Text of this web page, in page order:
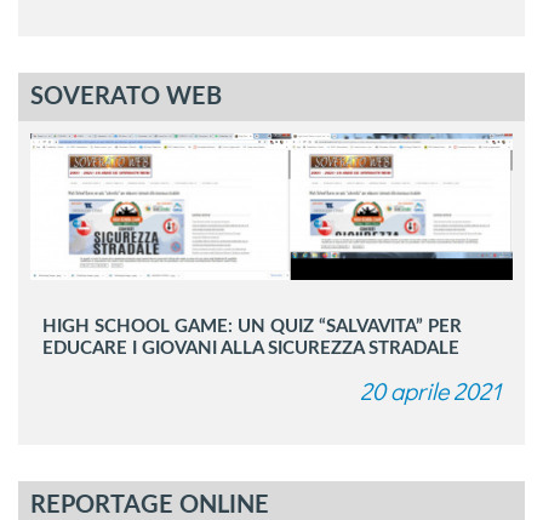
SOVERATO WEB
HIGH SCHOOL GAME: UN QUIZ “SALVAVITA” PER
EDUCARE I GIOVANI ALLA SICUREZZA STRADALE
20 aprile 2021
REPORTAGE ONLINE